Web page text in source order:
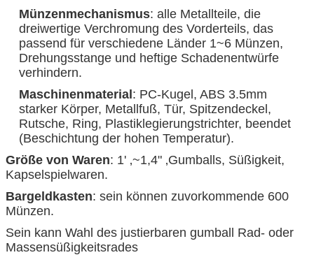
Münzenmechanismus: alle Metallteile, die
dreiwertige Verchromung des Vorderteils, das
passend für verschiedene Länder 1~6 Münzen,
Drehungsstange und heftige Schadenentwürfe
verhindern.
Maschinenmaterial: PC-Kugel, ABS 3.5mm
starker Körper, Metallfuß, Tür, Spitzendeckel,
Rutsche, Ring, Plastiklegierungstrichter, beendet
(Beschichtung der hohen Temperatur).
Größe von Waren: 1' ‚~1,4" ‚Gumballs, Süßigkeit,
Kapselspielwaren.
Bargeldkasten: sein können zuvorkommende 600
Münzen.
Sein kann Wahl des justierbaren gumball Rad- oder
Massensüßigkeitsrades